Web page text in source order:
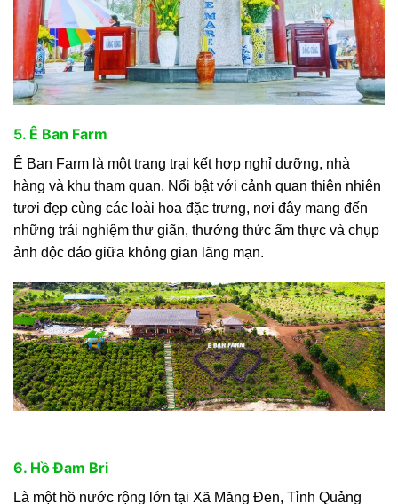
5. Ê Ban Farm
Ê Ban Farm là một trang trại kết hợp nghỉ dưỡng, nhà
hàng và khu tham quan. Nổi bật với cảnh quan thiên nhiên
tươi đẹp cùng các loài hoa đặc trưng, nơi đây mang đến
những trải nghiệm thư giãn, thưởng thức ẩm thực và chụp
ảnh độc đáo giữa không gian lãng mạn.
6. Hồ Đam Bri
Là một hồ nước rộng lớn tại Xã Măng Đen, Tỉnh Quảng